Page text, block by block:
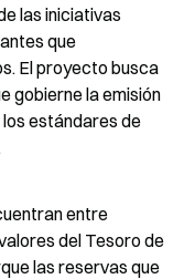
las iniciativas
que
El proyecto busca
gobierne la emisión
estándares de
entre
del Tesoro de
las reservas que